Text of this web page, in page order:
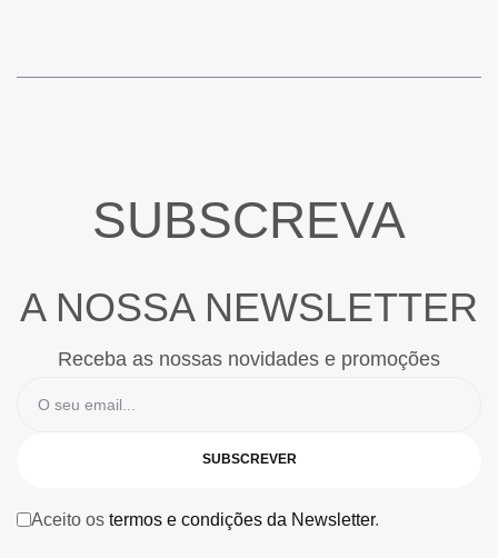
SUBSCREVA
A NOSSA NEWSLETTER
Receba as nossas novidades e promoções
SUBSCREVER
Aceito os termos e condições da Newsletter.